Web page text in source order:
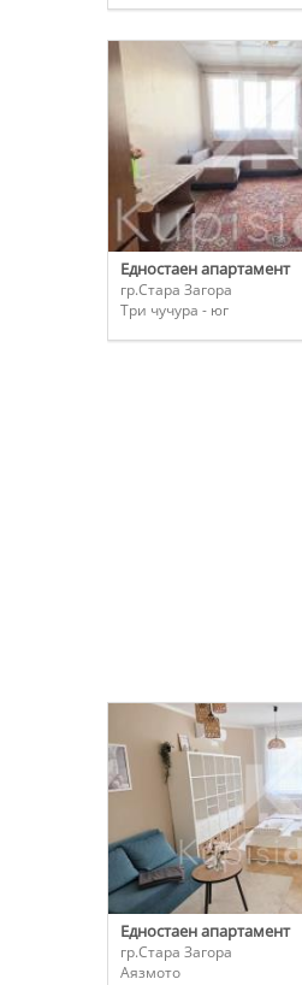
Едностаен апартамент
гр.Стара Загора
Три чучура - юг
Едностаен апартамент
гр.Стара Загора
Аязмото